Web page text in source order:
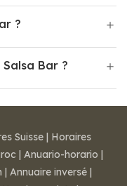
?
Bar ?
Suisse | Horaires
| Anuario-horario |
| Annuaire inversé |